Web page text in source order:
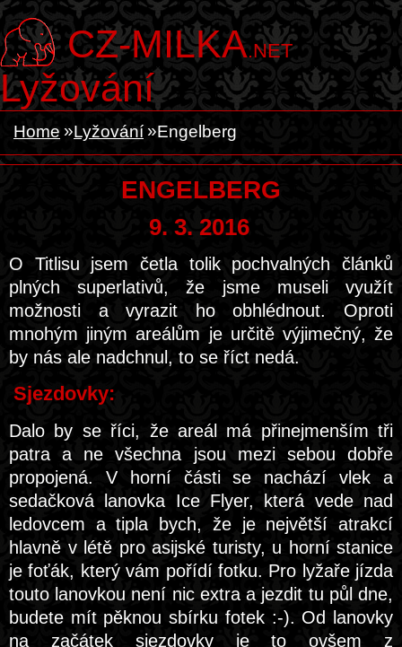
CZ-MILKA.NET
Lyžování
Home Lyžování Engelberg
ENGELBERG
9. 3. 2016
O Titlisu jsem četla tolik pochvalných článků
plných superlativů, že jsme museli využít
možnosti a vyrazit ho obhlédnout. Oproti
mnohým jiným areálům je určitě výjimečný, že
by nás ale nadchnul, to se říct nedá.
Sjezdovky:
Dalo by se říci, že areál má přinejmenším tři
patra a ne všechna jsou mezi sebou dobře
propojená. V horní části se nachází vlek a
sedačková lanovka Ice Flyer, která vede nad
ledovcem a tipla bych, že je největší atrakcí
hlavně v létě pro asijské turisty, u horní stanice
je foťák, který vám pořídí fotku. Pro lyžaře jízda
touto lanovkou není nic extra a jezdit tu půl dne,
budete mít pěknou sbírku fotek :-). Od lanovky
na začátek sjezdovky je to ovšem z